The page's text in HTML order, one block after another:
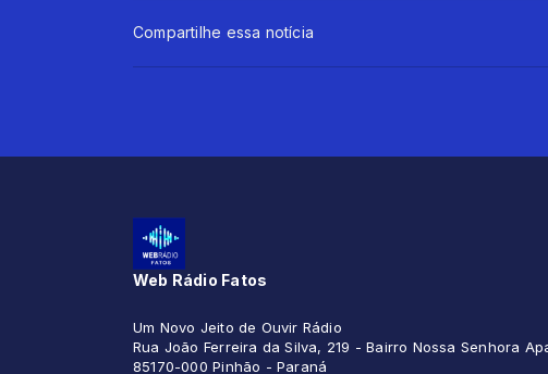
Compartilhe essa notícia
Web Rádio Fatos
Um Novo Jeito de Ouvir Rádio
Rua João Ferreira da Silva, 219 - Bairro Nossa Senhora
85170-000 Pinhão - Paraná